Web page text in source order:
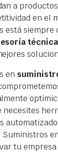
a
en el
está siempre
técnica
en
necesites
Suministros
tu